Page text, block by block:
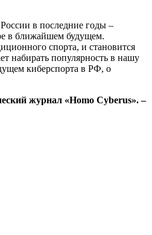
в последние годы –
в ближайшем будущем.
спорта, и становится
набирать популярность в нашу
киберспорта в РФ, о
журнал «Homo Cyberus». –